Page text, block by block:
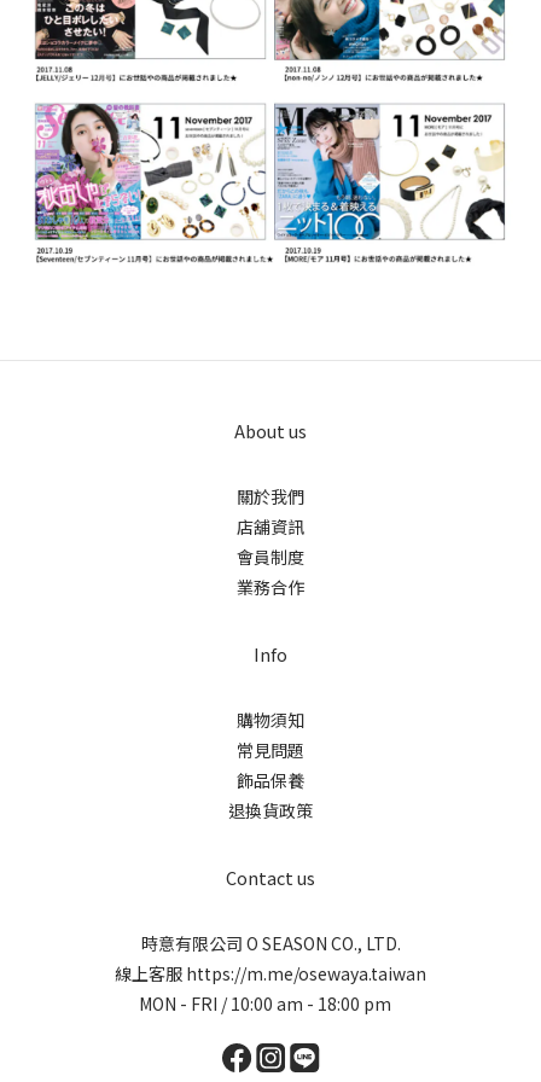
About us
關於我們
店舖資訊
會員制度
業務合作
Info
購物須知
常見問題
飾品保養
退換貨政策
Contact us
時意有限公司 O SEASON CO., LTD.
線上客服 https://m.me/osewaya.taiwan
MON - FRI / 10:00 am - 18:00 pm